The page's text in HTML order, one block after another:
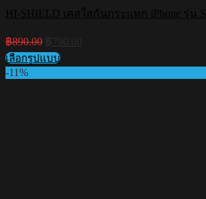
HI-SHIELD เคสใสกันกระแทก iPhone รุ่น
฿890.00
price
was:
฿890.00.฿790.00.
เลือกรูปแบบ
This
-11%